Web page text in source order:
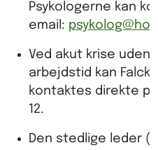
Psykologerne kan
email:
Ved akut krise
arbejdstid kan Falck
kontaktes direkte på
12.
Den stedlige leder